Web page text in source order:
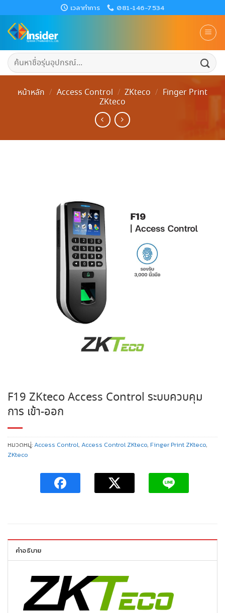
to
content
เวลาทำการ 081-146-7534
ค้นหา:
หน้าหลัก / Access Control / ZKteco / Finger Print
ZKteco
F19 ZKteco Access Control ระบบควบคุม
การ เข้า-ออก
หมวดหมู่:Access Control, Access Control ZKteco, Finger Print ZKteco,
ZKteco
คำอธิบาย